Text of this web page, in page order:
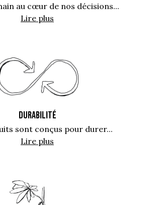
au cœur de nos décisions...
Lire plus
DURABILITÉ
sont conçus pour durer...
Lire plus